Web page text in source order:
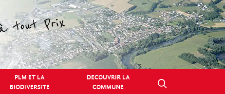
PLM ET LA
BIODIVERSITE
DECOUVRIR LA
COMMUNE